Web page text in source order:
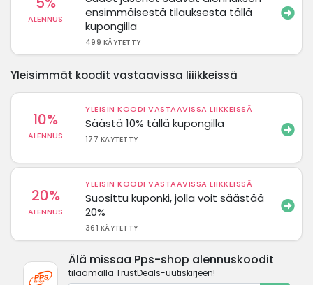
ALENNUS
ensimmäisestä tilauksesta tällä
kupongilla
499 KÄYTETTY
Yleisimmät koodit vastaavissa liiikkeissä
10%
ALENNUS
YLEISIN KOODI VASTAAVISSA LIIKKEISSÄ
Säästä 10% tällä kupongilla
177 KÄYTETTY
20%
ALENNUS
YLEISIN KOODI VASTAAVISSA LIIKKEISSÄ
Suosittu kuponki, jolla voit säästää
20%
361 KÄYTETTY
Älä missaa Pps-shop alennuskoodit
tilaamalla TrustDeals-uutiskirjeen!